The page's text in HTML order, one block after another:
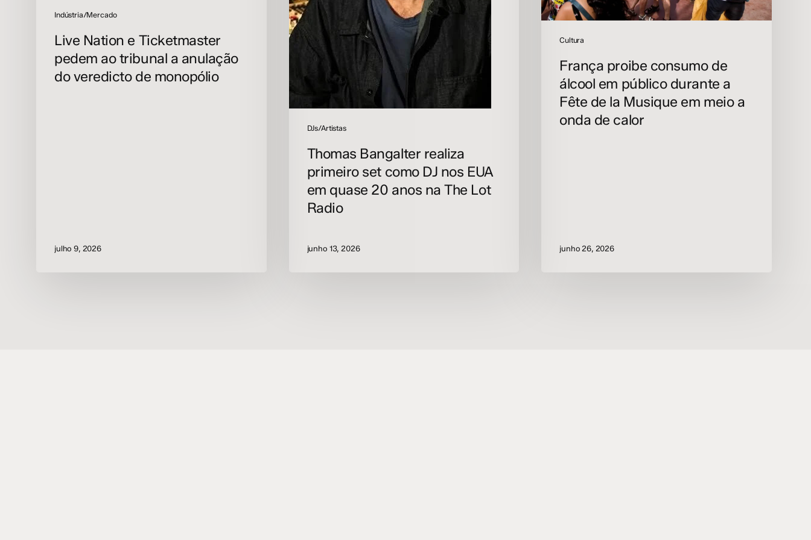
Indústria/Mercado
veredicto
monopólio
Live Nation e Ticketmaster
pedem ao tribunal a anulação
do veredicto de monopólio
julho 9, 2026
DJs/Artistas
quase
20
anos
Radio
Thomas Bangalter realiza
primeiro set como DJ nos EUA
em quase 20 anos na The Lot
Radio
junho 13, 2026
Cultura
de
la
Musique
meio
onda
calor
França proibe consumo de
álcool em público durante a
Fête de la Musique em meio a
onda de calor
junho 26, 2026